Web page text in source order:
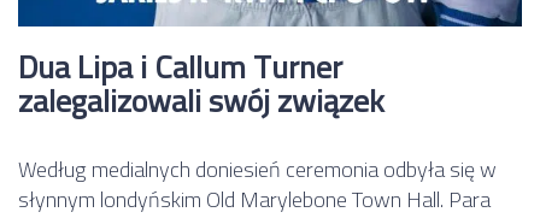
Dua Lipa i Callum Turner
zalegalizowali swój związek
Według medialnych doniesień ceremonia odbyła się w
słynnym londyńskim Old Marylebone Town Hall. Para